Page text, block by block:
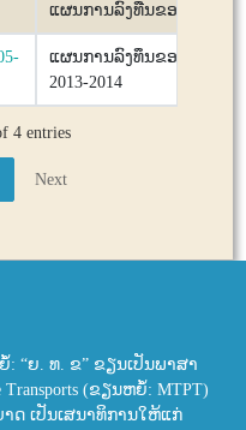
ແຜນການລົງທືນຂອງລັດ
ແຜນ​ການ​ລົ​ງ​ທຶນ​ຂອງ​ລັດ
2013-2014
4 entries
Next
“ຍ. ທ. ຂ” ຂຽນເປັນພາສາ
Transports (ຂຽນຫຍໍ້: MTPT)
ດ ເປັນເສນາທິການໃຫ້ແກ່